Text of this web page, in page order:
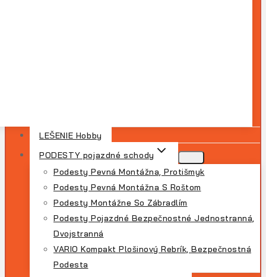
LEŠENIE Hobby
PODESTY pojazdné schody
Podesty Pevná Montážna, Protišmyk
Podesty Pevná Montážna S Roštom
Podesty Montážne So Zábradlím
Podesty Pojazdné Bezpečnostné Jednostranná,
Dvojstranná
VARIO Kompakt Plošinový Rebrík, Bezpečnostná
Podesta